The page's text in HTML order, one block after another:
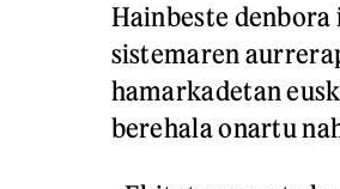
Hainbeste denbora
sistemaren
hamarkadetan
berehala onartu